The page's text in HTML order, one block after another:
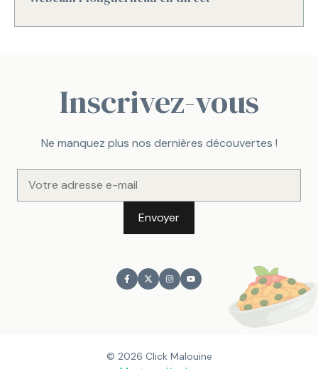
Inscrivez-vous
Ne manquez plus nos dernières découvertes !
© 2026 Click Malouine